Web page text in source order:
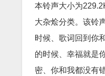
本铃声大小为
大杂烩分类。该铃
时候、歌词回到你
的时候、幸福就是
密、你和我都没有